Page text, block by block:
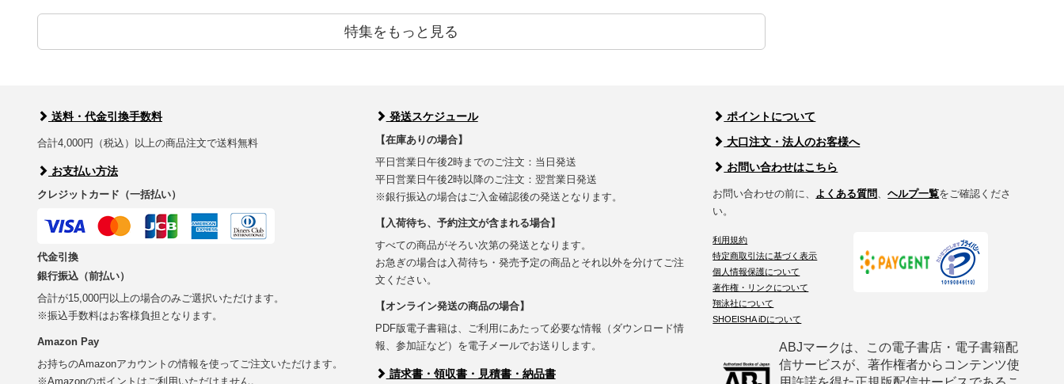
特集をもっと見る
送料・代金引換手数料
合計4,000円（税込）以上の商品注文で送料無料
お支払い方法
クレジットカード（一括払い）
代金引換
銀行振込（前払い）
合計が15,000円以上の場合のみご選択いただけます。
※振込手数料はお客様負担となります。
Amazon Pay
お持ちのAmazonアカウントの情報を使ってご注文いただけます。
※Amazonのポイントはご利用いただけません。
発送スケジュール
【在庫ありの場合】
平日営業日午後2時までのご注文：当日発送
平日営業日午後2時以降のご注文：翌営業日発送
※銀行振込の場合はご入金確認後の発送となります。
【入荷待ち、予約注文が含まれる場合】
すべての商品がそろい次第の発送となります。
お急ぎの場合は入荷待ち・発売予定の商品とそれ以外を分けてご注
文ください。
【オンライン発送の商品の場合】
PDF版電子書籍は、ご利用にあたって必要な情報（ダウンロード情
報、参加証など）を電子メールでお送りします。
請求書・領収書・見積書・納品書
ポイントについて
大口注文・法人のお客様へ
お問い合わせはこちら
お問い合わせの前に、 よくある質問 、ヘルプ一覧をご確認くださ
い。
利用規約
特定商取引法に基づく表示
個人情報保護について
著作権・リンクについて
翔泳社について
SHOEISHA iDについて
ABJマークは、この電子書店・電子書籍配
信サービスが、著作権者からコンテンツ使